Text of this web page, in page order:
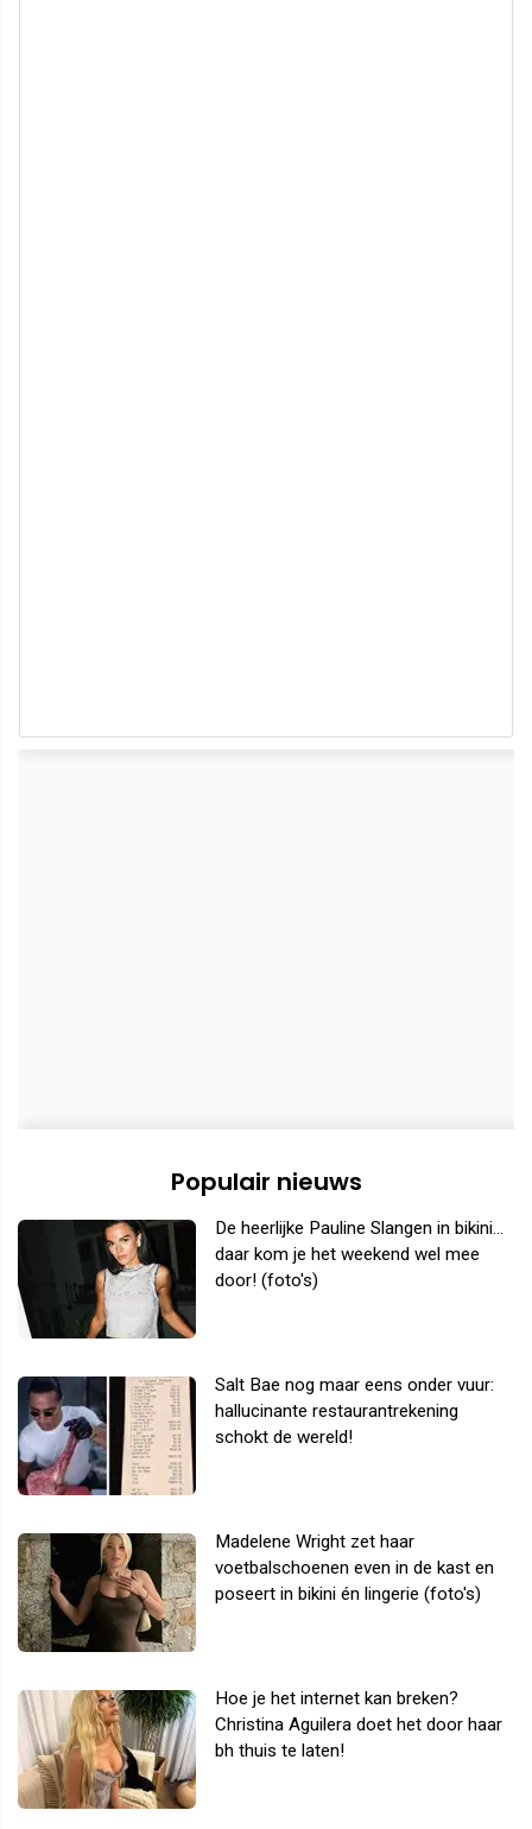
Populair nieuws
De heerlijke Pauline Slangen in bikini...
daar kom je het weekend wel mee
door! (foto's)
Salt Bae nog maar eens onder vuur:
hallucinante restaurantrekening
schokt de wereld!
Madelene Wright zet haar
voetbalschoenen even in de kast en
poseert in bikini én lingerie (foto's)
Hoe je het internet kan breken?
Christina Aguilera doet het door haar
bh thuis te laten!